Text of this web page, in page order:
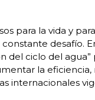
para la vida y
desafío.
del ciclo del
la
internacionales